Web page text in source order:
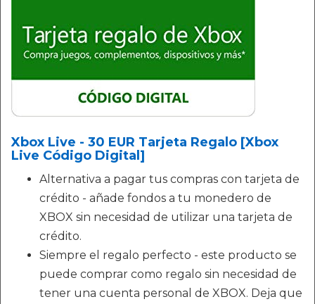
Xbox Live - 30 EUR Tarjeta Regalo [Xbox
Live Código Digital]
Alternativa a pagar tus compras con tarjeta de
crédito - añade fondos a tu monedero de
XBOX sin necesidad de utilizar una tarjeta de
crédito.
Siempre el regalo perfecto - este producto se
puede comprar como regalo sin necesidad de
tener una cuenta personal de XBOX. Deja que